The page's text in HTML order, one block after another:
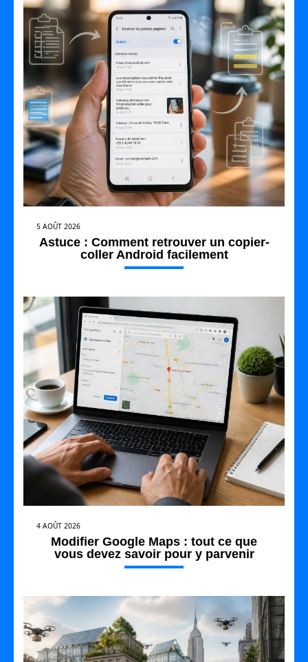
5 AOÛT 2026
Astuce : Comment retrouver un copier-
coller Android facilement
4 AOÛT 2026
Modifier Google Maps : tout ce que
vous devez savoir pour y parvenir